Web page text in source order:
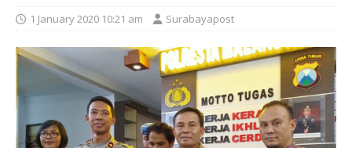
1 January 2020 10:21 am Surabayapost